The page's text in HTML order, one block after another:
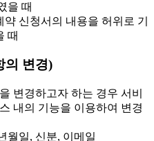
을 때
약 신청서의 내용을 허위로 기
때
의 변경)
변경하고자 하는 경우 서비
내의 기능을 이용하여 변경
월일, 신분, 이메일